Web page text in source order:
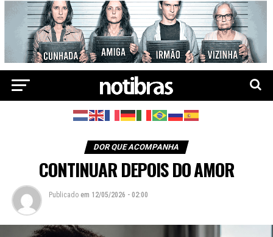
DOR QUE ACOMPANHA
CONTINUAR DEPOIS DO AMOR
Publicado em 12/05/2026 - 02:00